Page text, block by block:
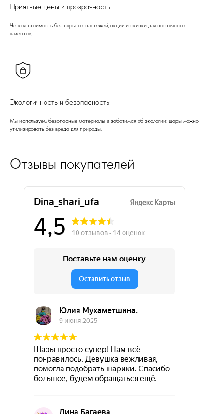
Приятные цены и прозрачность
Четкая стоимость без скрытых платежей, акции и скидки для постоянных
клиентов.
Экологичность и безопасность
Мы используем безопасные материалы и заботимся об экологии: шары можно
утилизировать без вреда для природы.
Отзывы покупателей